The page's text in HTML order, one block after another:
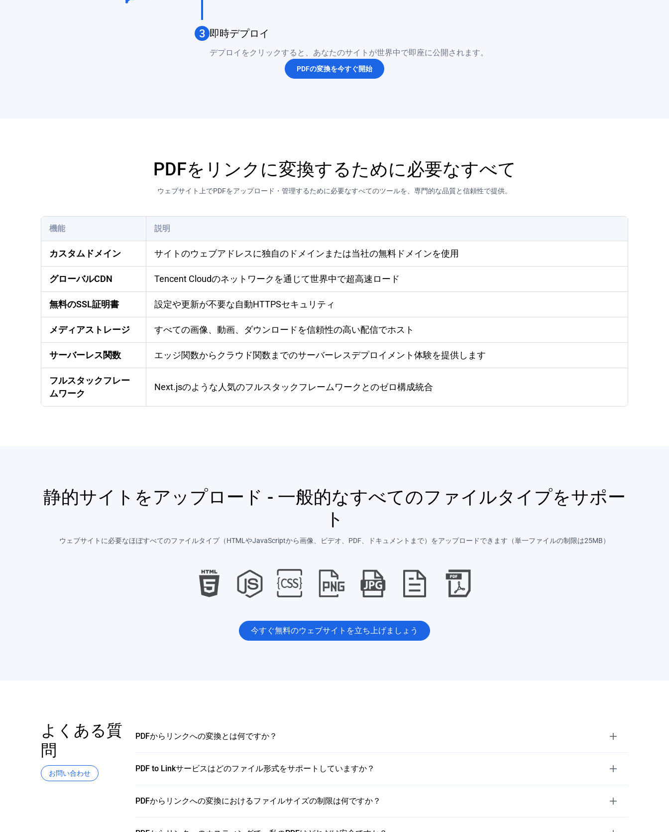
3 即時デプロイ
デプロイをクリックすると、あなたのサイトが世界中で即座に公開されます。
PDFの変換を今すぐ開始
PDFをリンクに変換するために必要なすべて
ウェブサイト上でPDFをアップロード・管理するために必要なすべてのツールを、専門的な品質と信頼性で提供。
機能 説明
カスタムドメイン サイトのウェブアドレスに独自のドメインまたは当社の無料ドメインを使用
グローバルCDN Tencent Cloudのネットワークを通じて世界中で超高速ロード
無料のSSL証明書 設定や更新が不要な自動HTTPSセキュリティ
メディアストレージ すべての画像、動画、ダウンロードを信頼性の高い配信でホスト
サーバーレス関数 エッジ関数からクラウド関数までのサーバーレスデプロイメント体験を提供します
フルスタックフレー
ムワーク
Next.jsのような人気のフルスタックフレームワークとのゼロ構成統合
静的サイトをアップロード - 一般的なすべてのファイルタイプをサポー
ト
ウェブサイトに必要なほぼすべてのファイルタイプ（HTMLやJavaScriptから画像、ビデオ、PDF、ドキュメントまで）をアップロードできます（単一ファイルの制限は25MB）
今すぐ無料のウェブサイトを立ち上げましょう
よくある質
問
お問い合わせ
PDFからリンクへの変換とは何ですか？
PDF to Linkサービスはどのファイル形式をサポートしていますか？
PDFからリンクへの変換におけるファイルサイズの制限は何ですか？